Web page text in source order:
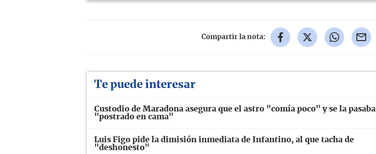
Compartir la nota:
Te puede interesar
Custodio de Maradona asegura que el astro "comía poco" y se la pasaba
"postrado en cama"
Luis Figo pide la dimisión inmediata de Infantino, al que tacha de
"deshonesto"